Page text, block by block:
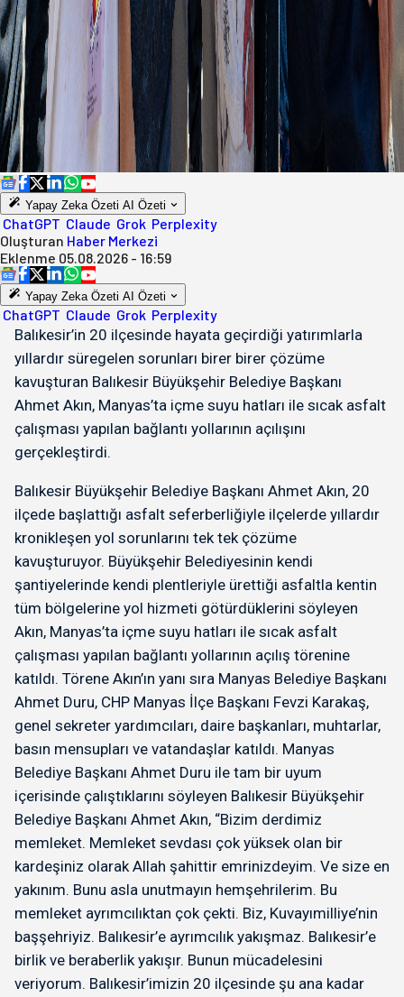
Yapay Zeka Özeti AI Özeti
ChatGPT Claude Grok Perplexity
Oluşturan Haber Merkezi
Eklenme 05.08.2026 - 16:59
Yapay Zeka Özeti AI Özeti
ChatGPT Claude Grok Perplexity
Balıkesir’in 20 ilçesinde hayata geçirdiği yatırımlarla
yıllardır süregelen sorunları birer birer çözüme
kavuşturan Balıkesir Büyükşehir Belediye Başkanı
Ahmet Akın, Manyas’ta içme suyu hatları ile sıcak asfalt
çalışması yapılan bağlantı yollarının açılışını
gerçekleştirdi.
Balıkesir Büyükşehir Belediye Başkanı Ahmet Akın, 20
ilçede başlattığı asfalt seferberliğiyle ilçelerde yıllardır
kronikleşen yol sorunlarını tek tek çözüme
kavuşturuyor. Büyükşehir Belediyesinin kendi
şantiyelerinde kendi plentleriyle ürettiği asfaltla kentin
tüm bölgelerine yol hizmeti götürdüklerini söyleyen
Akın, Manyas’ta içme suyu hatları ile sıcak asfalt
çalışması yapılan bağlantı yollarının açılış törenine
katıldı. Törene Akın’ın yanı sıra Manyas Belediye Başkanı
Ahmet Duru, CHP Manyas İlçe Başkanı Fevzi Karakaş,
genel sekreter yardımcıları, daire başkanları, muhtarlar,
basın mensupları ve vatandaşlar katıldı. Manyas
Belediye Başkanı Ahmet Duru ile tam bir uyum
içerisinde çalıştıklarını söyleyen Balıkesir Büyükşehir
Belediye Başkanı Ahmet Akın, “Bizim derdimiz
memleket. Memleket sevdası çok yüksek olan bir
kardeşiniz olarak Allah şahittir emrinizdeyim. Ve size en
yakınım. Bunu asla unutmayın hemşehrilerim. Bu
memleket ayrımcılıktan çok çekti. Biz, Kuvayımilliye’nin
başşehriyiz. Balıkesir’e ayrımcılık yakışmaz. Balıkesir’e
birlik ve beraberlik yakışır. Bunun mücadelesini
veriyorum. Balıkesir’imizin 20 ilçesinde şu ana kadar